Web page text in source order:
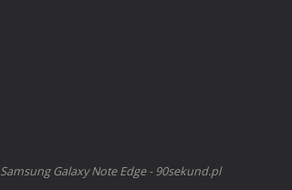
Samsung Galaxy Note Edge - 90sekund.pl